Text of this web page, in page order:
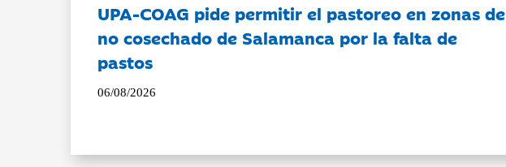
UPA-COAG pide permitir el pastoreo en zonas de
no cosechado de Salamanca por la falta de
pastos
06/08/2026